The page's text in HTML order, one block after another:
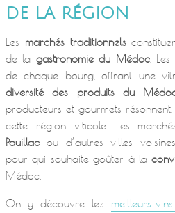
DE LA RÉGION
Les marchés traditionnels
de la gastronomie du Médoc.
de chaque bourg, offrant une
diversité des produits du
producteurs et gourmets
cette région viticole. Les
Pauillac ou d’autres villes
pour qui souhaite goûter à la
Médoc.
On y découvre les meilleurs